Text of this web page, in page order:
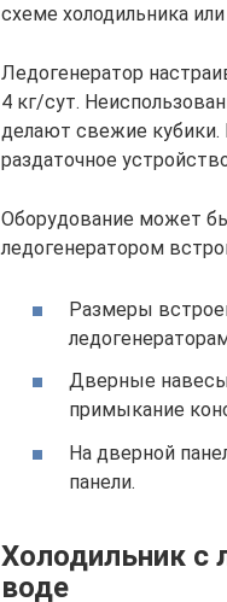
схеме холодильника
Ледогенератор
4 кг/сут.
делают свежие кубики.
раздаточное
Оборудование может
ледогенератором
Размеры
Дверные
примыкание
На дверной
панели.
Холодильник с
воде